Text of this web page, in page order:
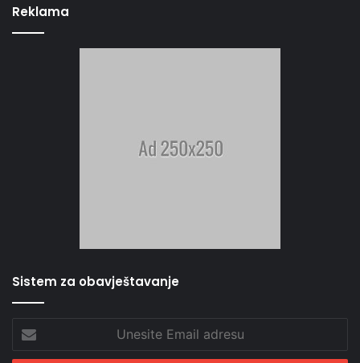
Reklama
Sistem za obavještavanje
Email
adresu